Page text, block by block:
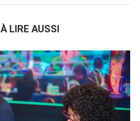
À LIRE AUSSI